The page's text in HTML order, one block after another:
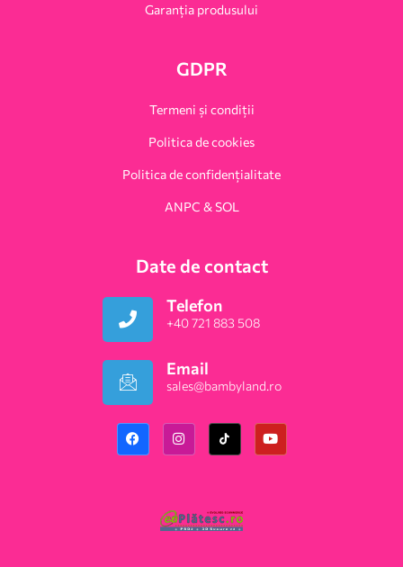
Garanția produsului
GDPR
Termeni și condiții
Politica de cookies
Politica de confidențialitate
ANPC & SOL
Date de contact
Telefon
+40 721 883 508
Email
sales@bambyland.ro​